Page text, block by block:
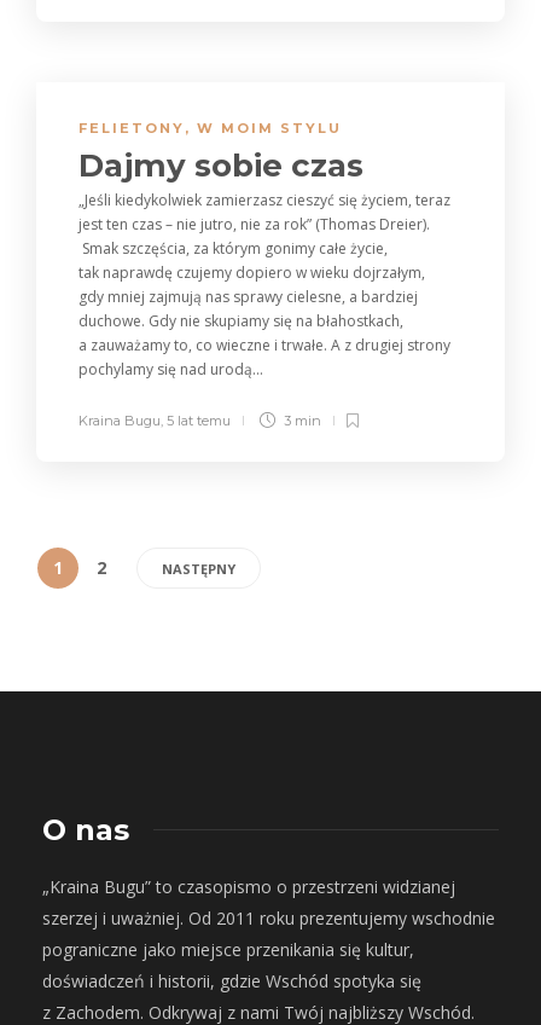
FELIETONY , W MOIM STYLU
Dajmy sobie czas
„Jeśli kiedykolwiek zamierzasz cieszyć się życiem, teraz
jest ten czas – nie jutro, nie za rok” (Thomas Dreier).
Smak szczęścia, za którym gonimy całe życie,
tak naprawdę czujemy dopiero w wieku dojrzałym,
gdy mniej zajmują nas sprawy cielesne, a bardziej
duchowe. Gdy nie skupiamy się na błahostkach,
a zauważamy to, co wieczne i trwałe. A z drugiej strony
pochylamy się nad urodą...
Kraina Bugu, 5 lat temu 3 min
1 2 NASTĘPNY
O nas
„Kraina Bugu” to czasopismo o przestrzeni widzianej
szerzej i uważniej. Od 2011 roku prezentujemy wschodnie
pograniczne jako miejsce przenikania się kultur,
doświadczeń i historii, gdzie Wschód spotyka się
z Zachodem. Odkrywaj z nami Twój najbliższy Wschód.